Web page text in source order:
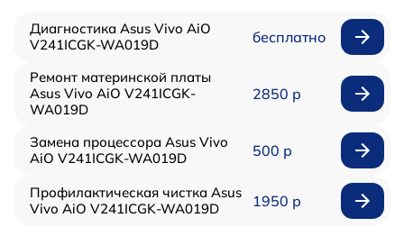
Диагностика Asus Vivo AiO
V241ICGK-WA019D
бесплатно
Ремонт материнской платы
Asus Vivo AiO V241ICGK-
WA019D
2850 р
Замена процессора Asus Vivo
AiO V241ICGK-WA019D
500 р
Профилактическая чистка Asus
Vivo AiO V241ICGK-WA019D
1950 р